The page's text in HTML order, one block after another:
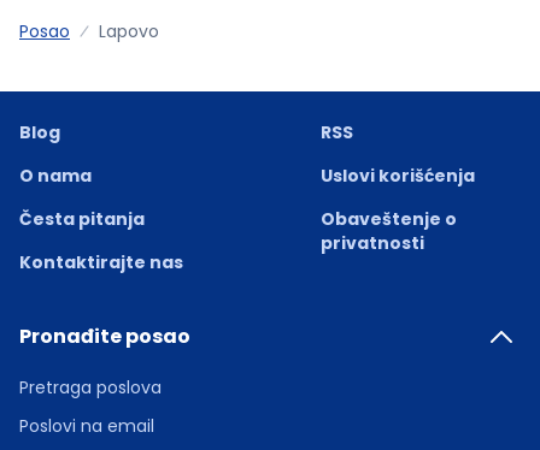
Posao Lapovo
Blog
O nama
Česta pitanja
Kontaktirajte nas
RSS
Uslovi korišćenja
Obaveštenje o
privatnosti
Pronađite posao
Pretraga poslova
Poslovi na email